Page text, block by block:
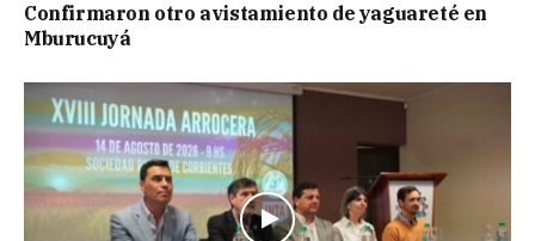
Confirmaron otro avistamiento de yaguareté en
Mburucuyá